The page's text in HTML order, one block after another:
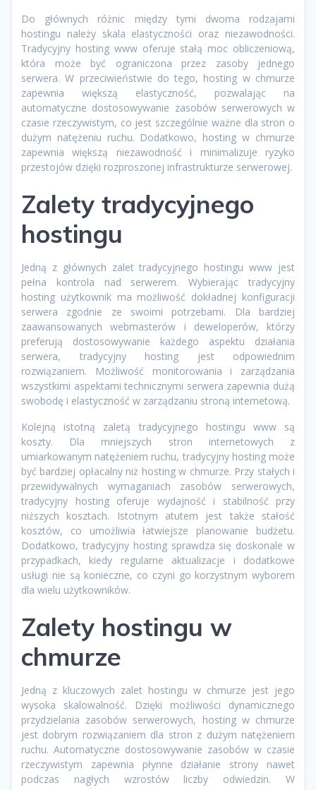
Do głównych różnic między tymi dwoma rodzajami
hostingu należy skala elastyczności oraz niezawodności.
Tradycyjny hosting www oferuje stałą moc obliczeniową,
która może być ograniczona przez zasoby jednego
serwera. W przeciwieństwie do tego, hosting w chmurze
zapewnia większą elastyczność, pozwalając na
automatyczne dostosowywanie zasobów serwerowych w
czasie rzeczywistym, co jest szczególnie ważne dla stron o
dużym natężeniu ruchu. Dodatkowo, hosting w chmurze
zapewnia większą niezawodność i minimalizuje ryzyko
przestojów dzięki rozproszonej infrastrukturze serwerowej.
Zalety tradycyjnego
hostingu
Jedną z głównych zalet tradycyjnego hostingu www jest
pełna kontrola nad serwerem. Wybierając tradycyjny
hosting użytkownik ma możliwość dokładnej konfiguracji
serwera zgodnie ze swoimi potrzebami. Dla bardziej
zaawansowanych webmasterów i deweloperów, którzy
preferują dostosowywanie każdego aspektu działania
serwera, tradycyjny hosting jest odpowiednim
rozwiązaniem. Możliwość monitorowania i zarządzania
wszystkimi aspektami technicznymi serwera zapewnia dużą
swobodę i elastyczność w zarządzaniu stroną internetową.
Kolejną istotną zaletą tradycyjnego hostingu www są
koszty. Dla mniejszych stron internetowych z
umiarkowanym natężeniem ruchu, tradycyjny hosting może
być bardziej opłacalny niż hosting w chmurze. Przy stałych i
przewidywalnych wymaganiach zasobów serwerowych,
tradycyjny hosting oferuje wydajność i stabilność przy
niższych kosztach. Istotnym atutem jest także stałość
kosztów, co umożliwia łatwiejsze planowanie budżetu.
Dodatkowo, tradycyjny hosting sprawdza się doskonale w
przypadkach, kiedy regularne aktualizacje i dodatkowe
usługi nie są konieczne, co czyni go korzystnym wyborem
dla wielu użytkowników.
Zalety hostingu w
chmurze
Jedną z kluczowych zalet hostingu w chmurze jest jego
wysoka skalowalność. Dzięki możliwości dynamicznego
przydzielania zasobów serwerowych, hosting w chmurze
jest dobrym rozwiązaniem dla stron z dużym natężeniem
ruchu. Automatyczne dostosowywanie zasobów w czasie
rzeczywistym zapewnia płynne działanie strony nawet
podczas nagłych wzrostów liczby odwiedzin. W